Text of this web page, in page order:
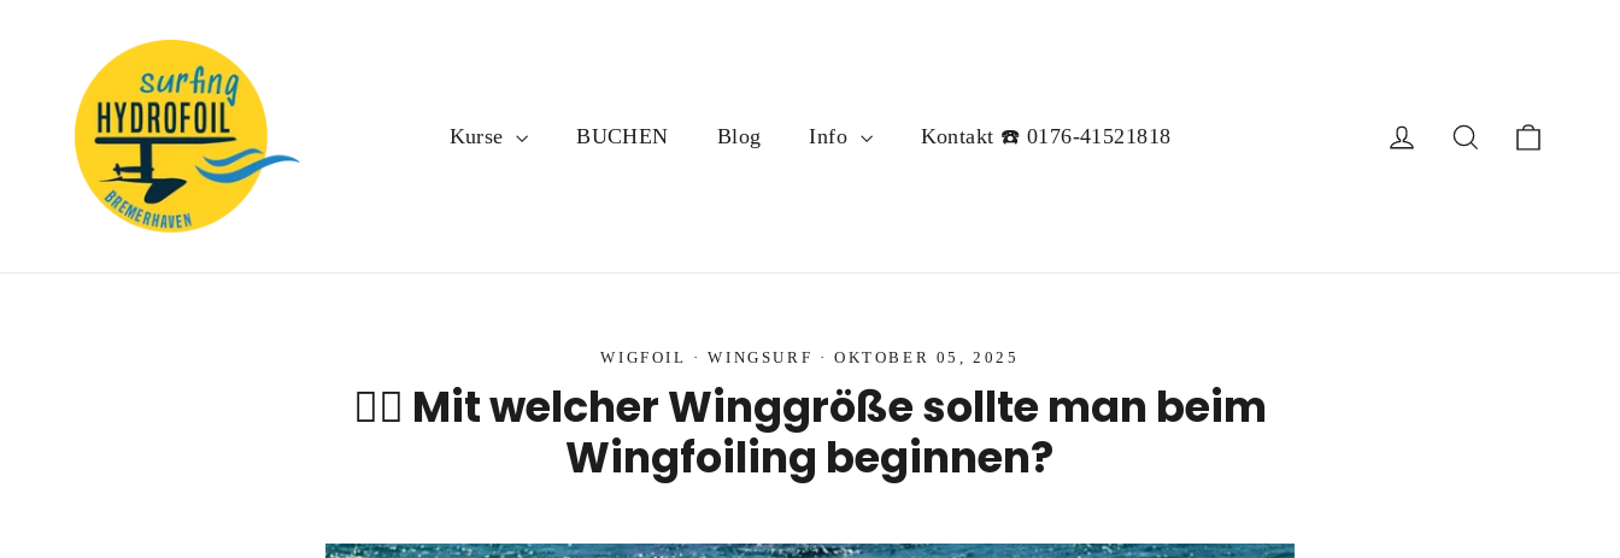
Kurse BUCHEN Blog Info Kontakt ☎️ 0176-41521818 EinloggenSuche
WIGFOIL ·WINGSURF · OKTOBER 05, 2025
🏄‍♂️ Mit welcher Winggröße sollte man beim
Wingfoiling beginnen?